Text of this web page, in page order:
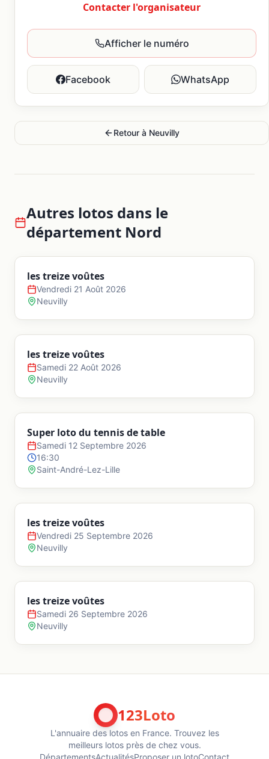
Contacter l'organisateur
Afficher le numéro
Facebook WhatsApp
Retour à Neuvilly
Autres lotos dans le
département Nord
les treize voûtes
Vendredi 21 Août 2026
Neuvilly
les treize voûtes
Samedi 22 Août 2026
Neuvilly
Super loto du tennis de table
Samedi 12 Septembre 2026
16:30
Saint-André-Lez-Lille
les treize voûtes
Vendredi 25 Septembre 2026
Neuvilly
les treize voûtes
Samedi 26 Septembre 2026
Neuvilly
123Loto
L'annuaire des lotos en France. Trouvez les
meilleurs lotos près de chez vous.
DépartementsActualitésProposer un lotoContact